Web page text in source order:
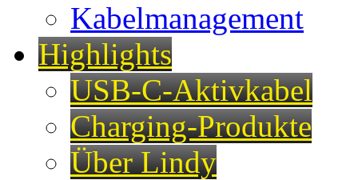
Kabelmanagement
Highlights
USB-C-Aktivkabel
Charging-Produkte
Über Lindy